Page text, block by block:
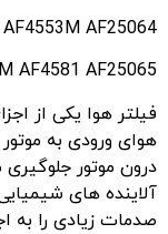
AF25064
AF4581 AF25065
فیلتر هوا یکی از
هوای ورودی به
درون موتور
آلاینده های
صدمات زیادی را به